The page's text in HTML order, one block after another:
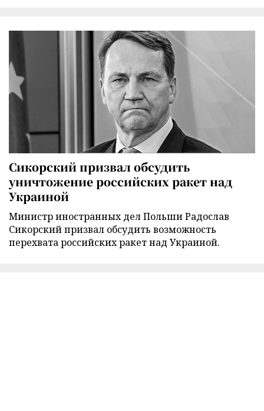
Сикорский призвал обсудить
уничтожение российских ракет над
Украиной
Министр иностранных дел Польши Радослав
Сикорский призвал обсудить возможность
перехвата российских ракет над Украиной.